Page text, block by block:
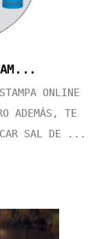
ONLINE
ADEMÁS, TE
SAL DE ...